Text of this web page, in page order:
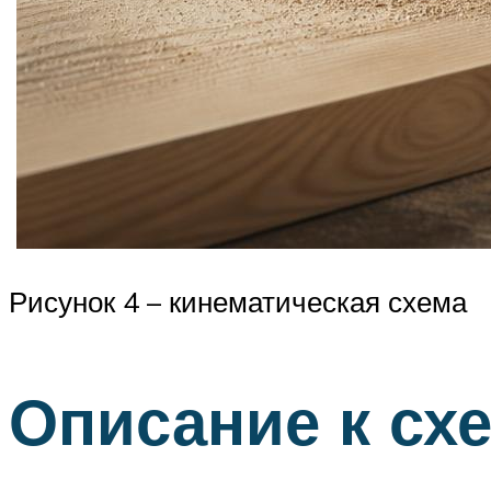
Рисунок 4 – кинематическая схема
Описание к